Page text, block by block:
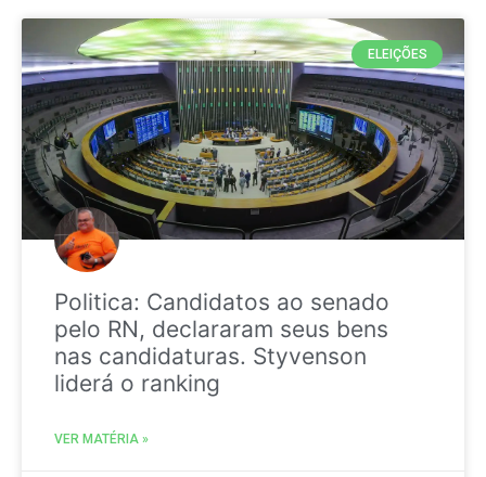
ELEIÇÕES
Politica: Candidatos ao senado
pelo RN, declararam seus bens
nas candidaturas. Styvenson
liderá o ranking
VER MATÉRIA »